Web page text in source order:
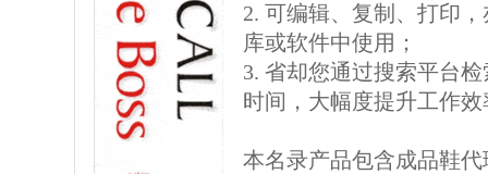
2. 可编辑、复制、打印
库或软件中使用；
3. 省却您通过搜索平台
时间，大幅度提升工作效
本名录产品包含成品鞋